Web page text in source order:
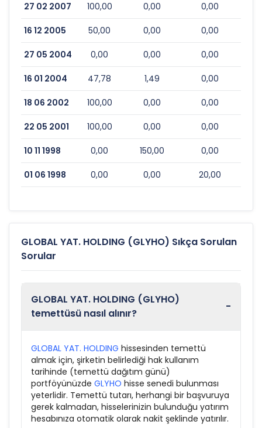
27 02 2007 100,00 0,00 0,00
16 12 2005 50,00 0,00 0,00
27 05 2004 0,00 0,00 0,00
16 01 2004 47,78 1,49 0,00
18 06 2002 100,00 0,00 0,00
22 05 2001 100,00 0,00 0,00
10 11 1998 0,00 150,00 0,00
01 06 1998 0,00 0,00 20,00
GLOBAL YAT. HOLDING (GLYHO) Sıkça Sorulan
Sorular
GLOBAL YAT. HOLDING (GLYHO)
temettüsü nasıl alınır?
-
GLOBAL YAT. HOLDING hissesinden temettü
almak için, şirketin belirlediği hak kullanım
tarihinde (temettü dağıtım günü)
portföyünüzde GLYHO hisse senedi bulunması
yeterlidir. Temettü tutarı, herhangi bir başvuruya
gerek kalmadan, hisselerinizin bulunduğu yatırım
hesabınıza otomatik olarak nakit şeklinde yatırılır.